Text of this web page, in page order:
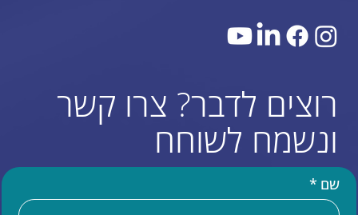
שם *
רוצים לדבר? צרו קשר
ונשמח לשוחח